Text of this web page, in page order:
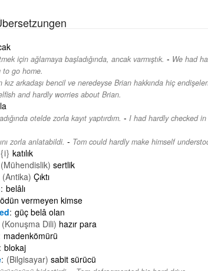
için ağlamaya başladığında, ancak varmıştık. - We had
to go home.
kız arkadaşı bencil ve neredeyse Brian hakkında hiç
and hardly worries about Brian.
otelde zorla kayıt yaptırdım. - I had hardly checked
zorla anlatabildi. - Tom could hardly make himself
{i} katılık
(Mühendislik) sertlik
(Antika) Çıktı
belâlı
ödün vermeyen kimse
güç belâ olan
(Konuşma Dili) hazır para
madenkömürü
blokaj
(Bilgisayar) sabit sürücü